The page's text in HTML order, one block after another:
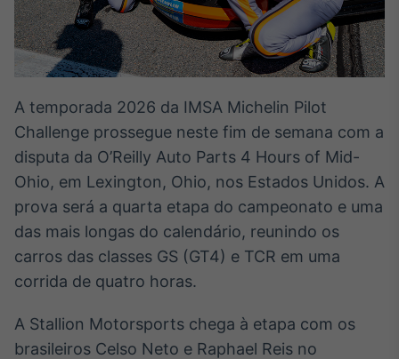
OTC
Plataforma para
negociação de
ativos
Broadcast
integração de
conteúdos e
dados
Broadcast
headlines de
notícias
A temporada 2026 da IMSA Michelin Pilot
Challenge prossegue neste fim de semana com a
disputa da O’Reilly Auto Parts 4 Hours of Mid-
Ohio, em Lexington, Ohio, nos Estados Unidos. A
prova será a quarta etapa do campeonato e uma
das mais longas do calendário, reunindo os
carros das classes GS (GT4) e TCR em uma
corrida de quatro horas.
A Stallion Motorsports chega à etapa com os
brasileiros Celso Neto e Raphael Reis no